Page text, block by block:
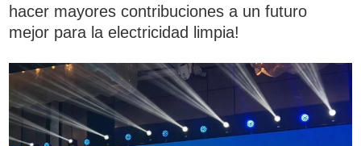
hacer mayores contribuciones a un futuro
mejor para la electricidad limpia!